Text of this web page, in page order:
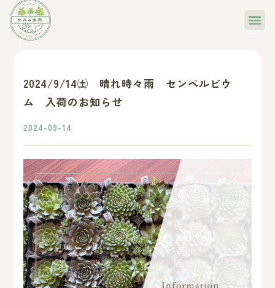
2024/9/14㈯ 晴れ時々雨 センペルビウ
ム 入荷のお知らせ
2024-09-14